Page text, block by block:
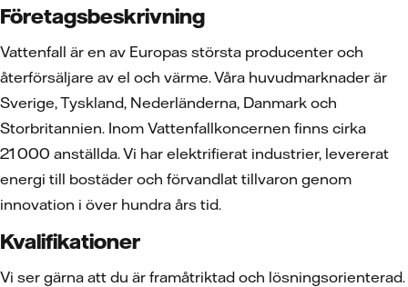
Företagsbeskrivning
Vattenfall är en av Europas största producenter och
återförsäljare av el och värme. Våra huvudmarknader är
Sverige, Tyskland, Nederländerna, Danmark och
Storbritannien. Inom Vattenfallkoncernen finns cirka
21 000 anställda. Vi har elektrifierat industrier, levererat
energi till bostäder och förvandlat tillvaron genom
innovation i över hundra års tid.
Kvalifikationer
Vi ser gärna att du är framåtriktad och lösningsorienterad.